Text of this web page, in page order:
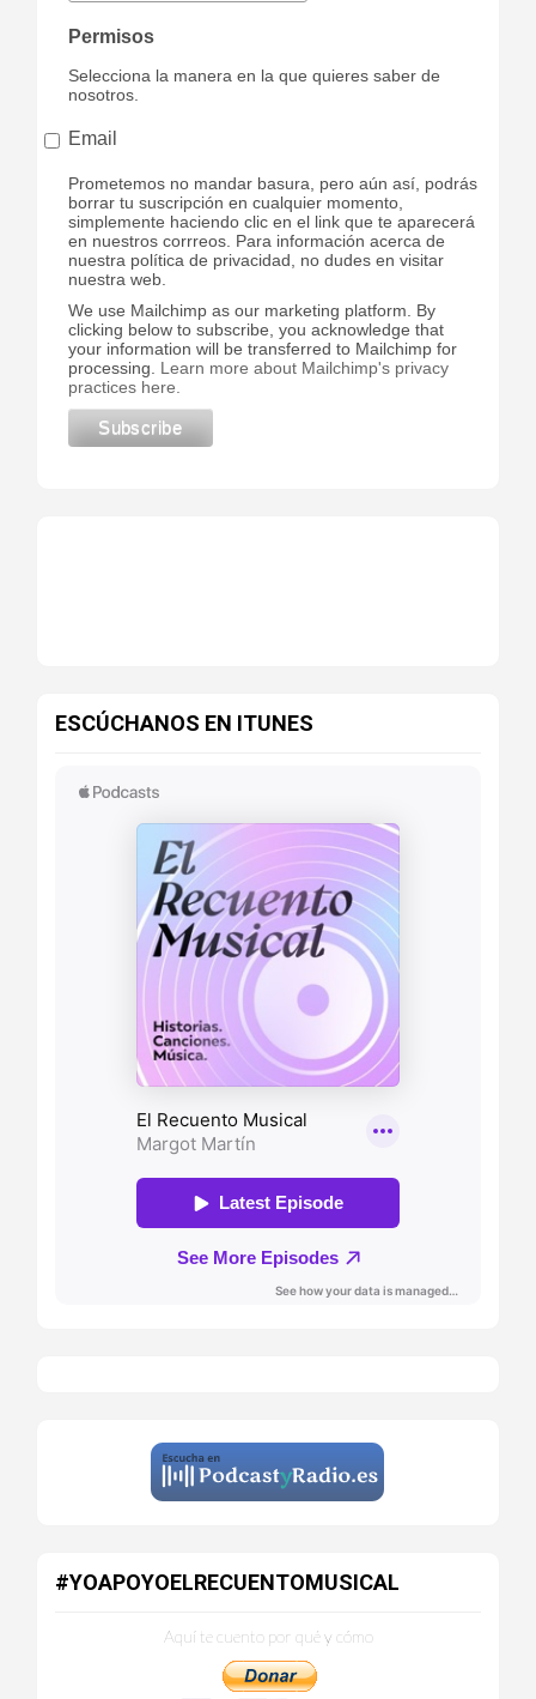
Permisos
Selecciona la manera en la que quieres saber de
nosotros.
Email
Prometemos no mandar basura, pero aún así, podrás
borrar tu suscripción en cualquier momento,
simplemente haciendo clic en el link que te aparecerá
en nuestros corrreos. Para información acerca de
nuestra política de privacidad, no dudes en visitar
nuestra web.
We use Mailchimp as our marketing platform. By
clicking below to subscribe, you acknowledge that
your information will be transferred to Mailchimp for
processing. Learn more about Mailchimp's privacy
practices here.
ESCÚCHANOS EN ITUNES
#YOAPOYOELRECUENTOMUSICAL
Aquí te cuento por qué y cómo